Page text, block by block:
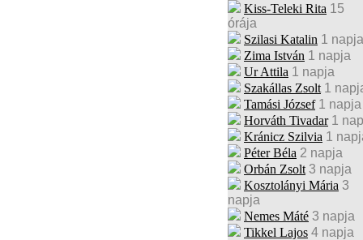
Kiss-Teleki Rita 15
órája
Szilasi Katalin 1 napja
Zima István 1 napja
Ur Attila 1 napja
Szakállas Zsolt 1
Tamási József 1 napja
Horváth Tivadar 1
Kránicz Szilvia 1
Péter Béla 2 napja
Orbán Zsolt 3 napja
Kosztolányi Mária 3
napja
Nemes Máté 3 napja
Tikkel Lajos 4 napja